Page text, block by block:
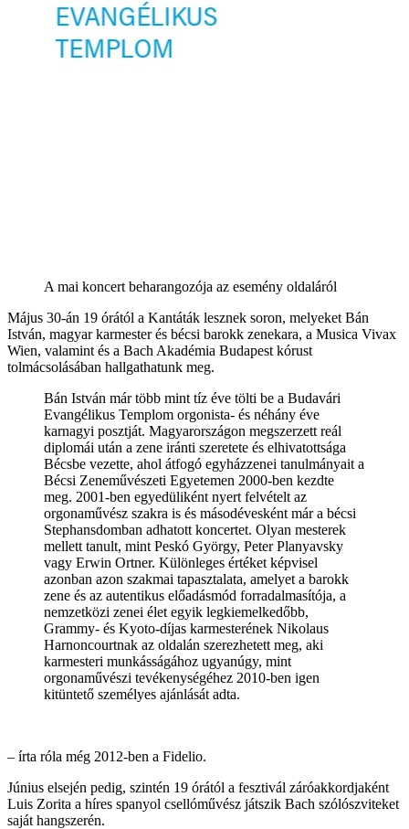
A mai koncert beharangozója az esemény oldaláról
Május 30-án 19 órától a Kantáták lesznek soron, melyeket Bán
István, magyar karmester és bécsi barokk zenekara, a Musica Vivax
Wien, valamint és a Bach Akadémia Budapest kórust
tolmácsolásában hallgathatunk meg.
Bán István már több mint tíz éve tölti be a Budavári
Evangélikus Templom orgonista- és néhány éve
karnagyi posztját. Magyarországon megszerzett reál
diplomái után a zene iránti szeretete és elhivatottsága
Bécsbe vezette, ahol átfogó egyházzenei tanulmányait a
Bécsi Zeneművészeti Egyetemen 2000-ben kezdte
meg. 2001-ben egyedüliként nyert felvételt az
orgonaművész szakra is és másodévesként már a bécsi
Stephansdomban adhatott koncertet. Olyan mesterek
mellett tanult, mint Peskó György, Peter Planyavsky
vagy Erwin Ortner. Különleges értéket képvisel
azonban azon szakmai tapasztalata, amelyet a barokk
zene és az autentikus előadásmód forradalmasítója, a
nemzetközi zenei élet egyik legkiemelkedőbb,
Grammy- és Kyoto-díjas karmesterének Nikolaus
Harnoncourtnak az oldalán szerezhetett meg, aki
karmesteri munkásságához ugyanúgy, mint
orgonaművészi tevékenységéhez 2010-ben igen
kitüntető személyes ajánlását adta.
– írta róla még 2012-ben a Fidelio.
Június elsején pedig, szintén 19 órától a fesztivál záróakkordjaként
Luis Zorita a híres spanyol csellóművész játszik Bach szólószviteket
saját hangszerén.